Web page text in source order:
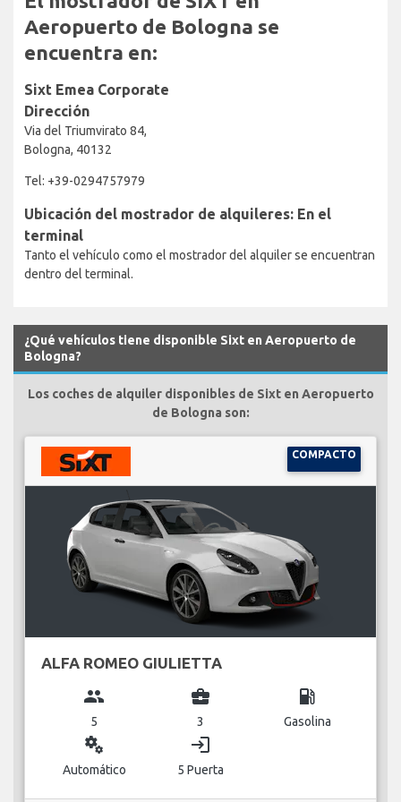
Aeropuerto de Bologna se
encuentra en:
Sixt Emea Corporate
Dirección
Via del Triumvirato 84,
Bologna, 40132
Tel: +39-0294757979
Ubicación del mostrador de alquileres: En el
terminal
Tanto el vehículo como el mostrador del alquiler se encuentran
dentro del terminal.
¿Qué vehículos tiene disponible Sixt en Aeropuerto de
Bologna?
Los coches de alquiler disponibles de Sixt en Aeropuerto
de Bologna son:
COMPACTO
ALFA ROMEO GIULIETTA
group
5
business_center
3
local_gas_station
Gasolina
miscellaneous_services
Automático
login
5 Puerta